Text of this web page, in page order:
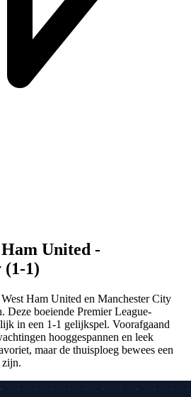
United -
(1-1)
Ham United en Manchester City
Deze boeiende Premier League-
in een 1-1 gelijkspel. Voorafgaand
hooggespannen en leek
maar de thuisploeg bewees een
zijn.